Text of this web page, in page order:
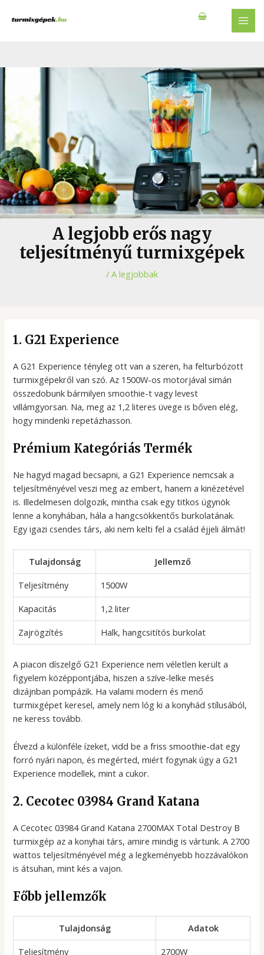
A legjobb erős nagy
teljesítményű turmixgépek
/ A legjobbak
1. G21 Experience
A G21 Experience tényleg ott van a szeren, ha felturbózott
turmixgépekről van szó. Az 1500W-os motorjával simán
összedobunk bármilyen smoothie-t vagy levest
villámgyorsan. Na, meg az 1,2 literes üvege is bőven elég,
hogy mindenki repetázhasson.
Prémium Kategóriás Termék
Ne hagyd magad becsapni, a G21 Experience nemcsak a
teljesítményével veszi meg az embert, hanem a kinézetével
is. Illedelmesen dolgozik, mintha csak egy titkos ügynök
lenne a konyhában, hála a hangcsökkentős burkolatának.
Egy igazi csendes társ, aki nem kelti fel a család éjjeli álmát!
Tulajdonság
Jellemző
Teljesítmény
1500W
Kapacitás
1,2 liter
Zajrögzítés
Halk, hangcsitítós burkolat
A piacon díszelgő G21 Experience nem véletlen került a
figyelem középpontjába, hiszen a szíve-lelke mesés
dizájnban pompázik. Ha valami modern és menő
turmixgépet keresel, amely nem lóg ki a konyhád stílusából,
ne keress tovább.
Élvezd a különféle ízeket, vidd be a friss smoothie-dat egy
forró nyári napon, és megérted, miért fogynak úgy a G21
Experience modellek, mint a cukor.
2. Cecotec 03984 Grand Katana
A Cecotec 03984 Grand Katana 2700MAX Total Destroy B
turmixgép az a konyhai társ, amire mindig is vártunk. A 2700
wattos teljesítményével még a legkeményebb hozzávalókon
is átsuhan, mint kés a vajon.
Főbb jellemzők
Tulajdonság
Adatok
Teljesítmény
2700W